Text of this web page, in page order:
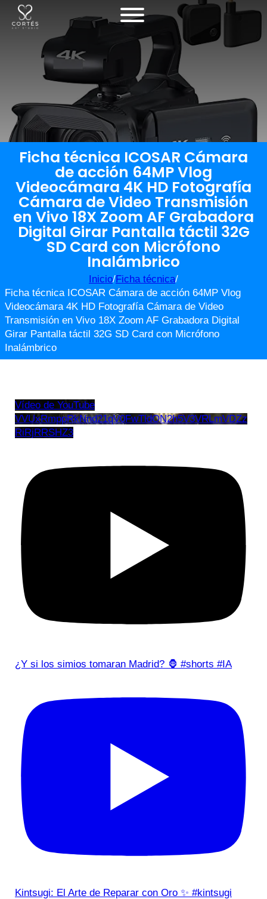
Ficha técnica ICOSAR Cámara
de acción 64MP Vlog
Videocámara 4K HD Fotografía
Cámara de Video Transmisión
en Vivo 18X Zoom AF Grabadora
Digital Girar Pantalla táctil 32G
SD Card con Micrófono
Inalámbrico
Inicio/Ficha técnica/
Ficha técnica ICOSAR Cámara de acción 64MP Vlog
Videocámara 4K HD Fotografía Cámara de Video
Transmisión en Vivo 18X Zoom AF Grabadora Digital
Girar Pantalla táctil 32G SD Card con Micrófono
Inalámbrico
Vídeo de YouTube
VVUxRmppRkNnd21qV0FwTldON2h5V3VRLmVDZz
RiRjRRSHZ3
¿Y si los simios tomaran Madrid? 🦍 #shorts #IA
Kintsugi: El Arte de Reparar con Oro ✨ #kintsugi